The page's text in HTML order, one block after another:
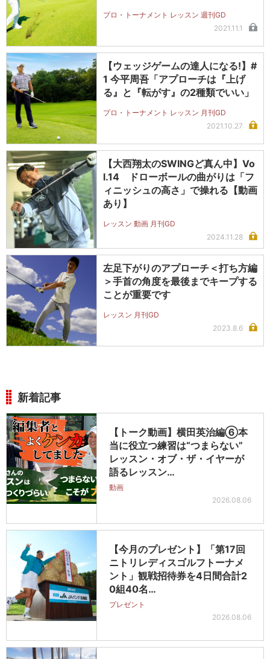
プロ・トーナメント レッスン 週刊GD
2021.11.1
【ウェッジゲームの達人になる!】#
1 今平周吾「アプローチは『上げ
る』と『転がす』の2種類でいい」
プロ・トーナメント レッスン 月刊GD
2021.10.27
【大西翔太のSWINGど真ん中】Vo
l.14 ドローボールの曲がりは「フ
ィニッシュの高さ」で操れる【動画
あり】
レッスン 動画 月刊GD
2024.11.28
左足下がりのアプローチ＜打ち方編
＞手首の角度を最後までキープする
ことが重要です
レッスン 月刊GD
2023.8.6
新着記事
【トーク動画】横田英治編⑥本
当に役立つ練習は“つまらない”
レッスン・オブ・ザ・イヤーが
語るレッスン…
動画
2026.08.06
【今月のプレゼント】「第17回
ニトリレディスゴルフトーナメ
ント」観戦招待券を4日間合計2
0組40名…
プレゼント
2026.08.06